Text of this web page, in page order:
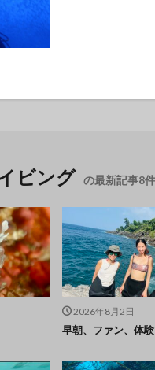
ビング の最新記事8件
2026年8月2日
早朝、ファン、体